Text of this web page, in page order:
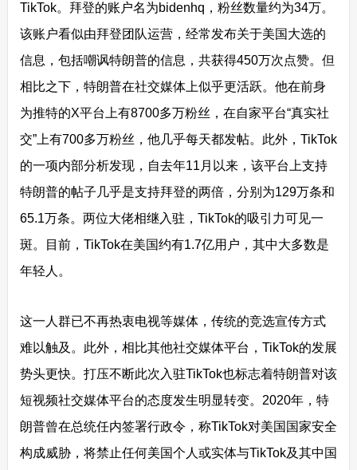
TikTok。拜登的账户名为bidenhq，粉丝数量约为34万。
该账户看似由拜登团队运营，经常发布关于美国大选的
信息，包括嘲讽特朗普的信息，共获得450万次点赞。但
相比之下，特朗普在社交媒体上似乎更活跃。他在前身
为推特的X平台上有8700多万粉丝，在自家平台“真实社
交”上有700多万粉丝，他几乎每天都发帖。此外，TikTok
的一项内部分析发现，自去年11月以来，该平台上支持
特朗普的帖子几乎是支持拜登的两倍，分别为129万条和
65.1万条。两位大佬相继入驻，TikTok的吸引力可见一
斑。目前，TikTok在美国约有1.7亿用户，其中大多数是
年轻人。
这一人群已不再热衷电视等媒体，传统的竞选宣传方式
难以触及。此外，相比其他社交媒体平台，TikTok的发展
势头更快。打压不断此次入驻TikTok也标志着特朗普对该
短视频社交媒体平台的态度发生明显转变。2020年，特
朗普曾在总统任内签署行政令，称TikTok对美国国家安全
构成威胁，将禁止任何美国个人或实体与TikTok及其中国